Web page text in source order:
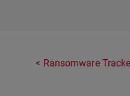
Ransomware